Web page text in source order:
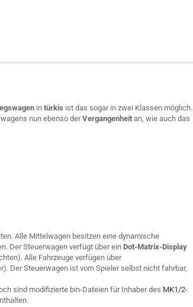
in türkis ist das sogar in zwei Klassen möglich.
nun ebenso derVergangenheit an, wie auch das
Alle Mittelwagen besitzen eine dynamische
Der Steuerwagen verfügt über ein Dot-Matrix-Display
Alle Fahrzeuge verfügen über
Der Steuerwagen ist vom Spieler selbst nicht fahrbar,
sind modifizierte bin-Dateien für Inhaber des MK1/2-